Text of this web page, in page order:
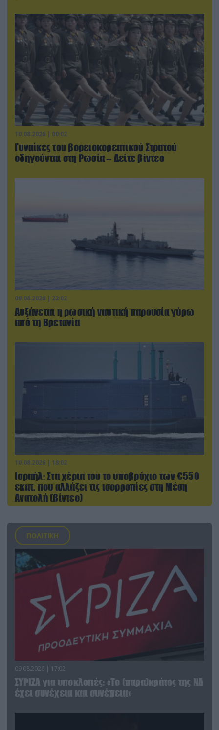
10.08.2026 | 00:02
Γυναίκες του βορειοκορεατικού Στρατού
οδηγούνται στη Ρωσία – Δείτε βίντεο
09.08.2026 | 22:02
Αυξάνεται η ρωσική ναυτική παρουσία γύρω
από τη Βρετανία
10.08.2026 | 18:02
Ισραήλ: Στα χέρια του το υποβρύχιο των €550
εκατ. που αλλάζει τις ισορροπίες στη Μέση
Ανατολή (βίντεο)
ΠΟΛΙΤΙΚΗ
09.08.2026 | 17:02
ΣΥΡΙΖΑ για υποκλοπές: «Το (παρα)κράτος της ΝΔ
έχει συνέχεια και συνέπεια»